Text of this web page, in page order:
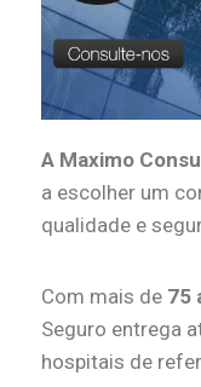
A Maximo
a escolher um
qualidade e
Com mais de 75
Seguro entrega
hospitais de